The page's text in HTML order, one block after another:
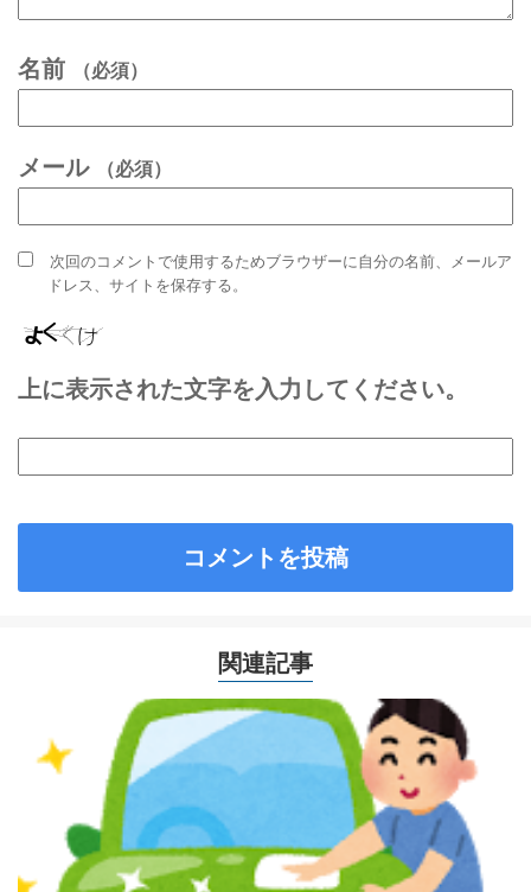
名前 （必須）
メール （必須）
次回のコメントで使用するためブラウザーに自分の名前、メールア
ドレス、サイトを保存する。
上に表示された文字を入力してください。
関連記事